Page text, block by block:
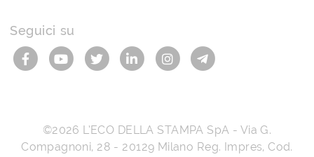
Seguici su
©2026 L’ECO DELLA STAMPA SpA - Via G.
Compagnoni, 28 - 20129 Milano Reg. Impres, Cod.